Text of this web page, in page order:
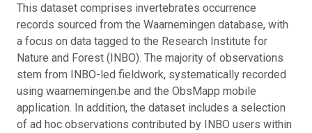
This dataset comprises invertebrates occurrence
records sourced from the Waarnemingen database, with
a focus on data tagged to the Research Institute for
Nature and Forest (INBO). The majority of observations
stem from INBO-led fieldwork, systematically recorded
using waarnemingen.be and the ObsMapp mobile
application. In addition, the dataset includes a selection
of ad hoc observations contributed by INBO users within